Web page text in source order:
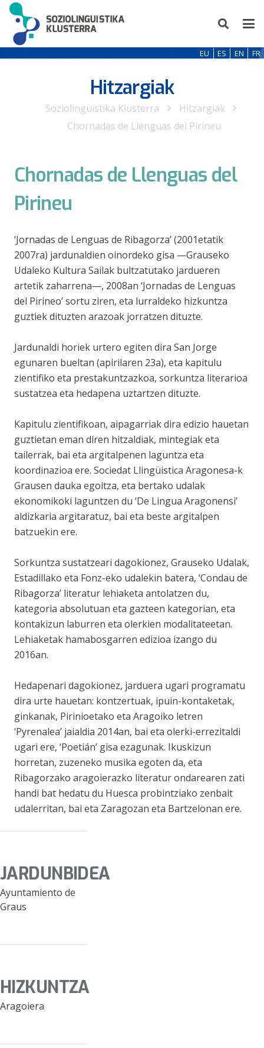
EU ES EN FR
Hitzargiak
Soziolinguistika Klusterra
Hitzargiak
Chornadas de Llenguas del Pirineu
Chornadas de Llenguas del
Pirineu
‘Jornadas de Lenguas de Ribagorza’ (2001etatik
2007ra) jardunaldien oinordeko gisa —Grauseko
Udaleko Kultura Sailak bultzatutako jardueren
artetik zaharrena—, 2008an ‘Jornadas de Lenguas
del Pirineo’ sortu ziren, eta lurraldeko hizkuntza
guztiek dituzten arazoak jorratzen dituzte.
Jardunaldi horiek urtero egiten dira San Jorge
egunaren bueltan (apirilaren 23a), eta kapitulu
zientifiko eta prestakuntzazkoa, sorkuntza literarioa
sustatzea eta hedapena uztartzen dituzte.
Kapitulu zientifikoan, aipagarriak dira edizio hauetan
guztietan eman diren hitzaldiak, mintegiak eta
tailerrak, bai eta argitalpenen laguntza eta
koordinazioa ere. Sociedat Llingüistica Aragonesa-k
Grausen dauka egoitza, eta bertako udalak
ekonomikoki laguntzen du ‘De Lingua Aragonensi’
aldizkaria argitaratuz, bai eta beste argitalpen
batzuekin ere.
Sorkuntza sustatzeari dagokionez, Grauseko Udalak,
Estadillako eta Fonz-eko udalekin batera, ‘Condau de
Ribagorza’ literatur lehiaketa antolatzen du,
kategoria absolutuan eta gazteen kategorian, eta
kontakizun laburren eta olerkien modalitateetan.
Lehiaketak hamabosgarren edizioa izango du
2016an.
Hedapenari dagokionez, jarduera ugari programatu
dira urte hauetan: kontzertuak, ipuin-kontaketak,
ginkanak, Pirinioetako eta Aragoiko letren
‘Pyrenalea’ jaialdia 2014an, bai eta olerki-errezitaldi
ugari ere, ‘Poetián’ gisa ezagunak. Ikuskizun
horretan, zuzeneko musika egoten da, eta
Ribagorzako aragoierazko literatur ondarearen zati
handi bat hedatu du Huesca probintziako zenbait
udalerritan, bai eta Zaragozan eta Bartzelonan ere.
JARDUNBIDEA
Ayuntamiento de
Graus
HIZKUNTZA
Aragoiera